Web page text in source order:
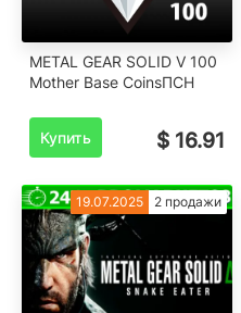
METAL GEAR SOLID V 100
Mother Base CoinsПСН
Купить $ 16.91
19.07.2025 2 продажи